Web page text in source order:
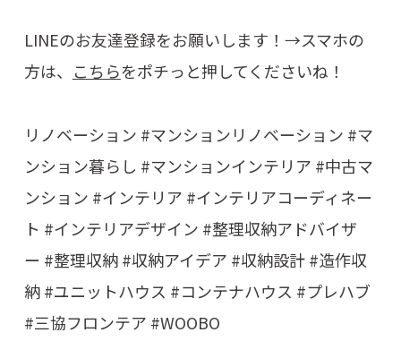
LINEのお友達登録をお願いします！→スマホの
方は、 こちらをポチっと押してくださいね！
リノベーション #マンションリノベーション #マ
ンション暮らし #マンションインテリア #中古マ
ンション #インテリア #インテリアコーディネー
ト #インテリアデザイン #整理収納アドバイザ
ー #整理収納 #収納アイデア #収納設計 #造作収
納 #ユニットハウス #コンテナハウス #プレハブ
#三協フロンテア #WOOBO